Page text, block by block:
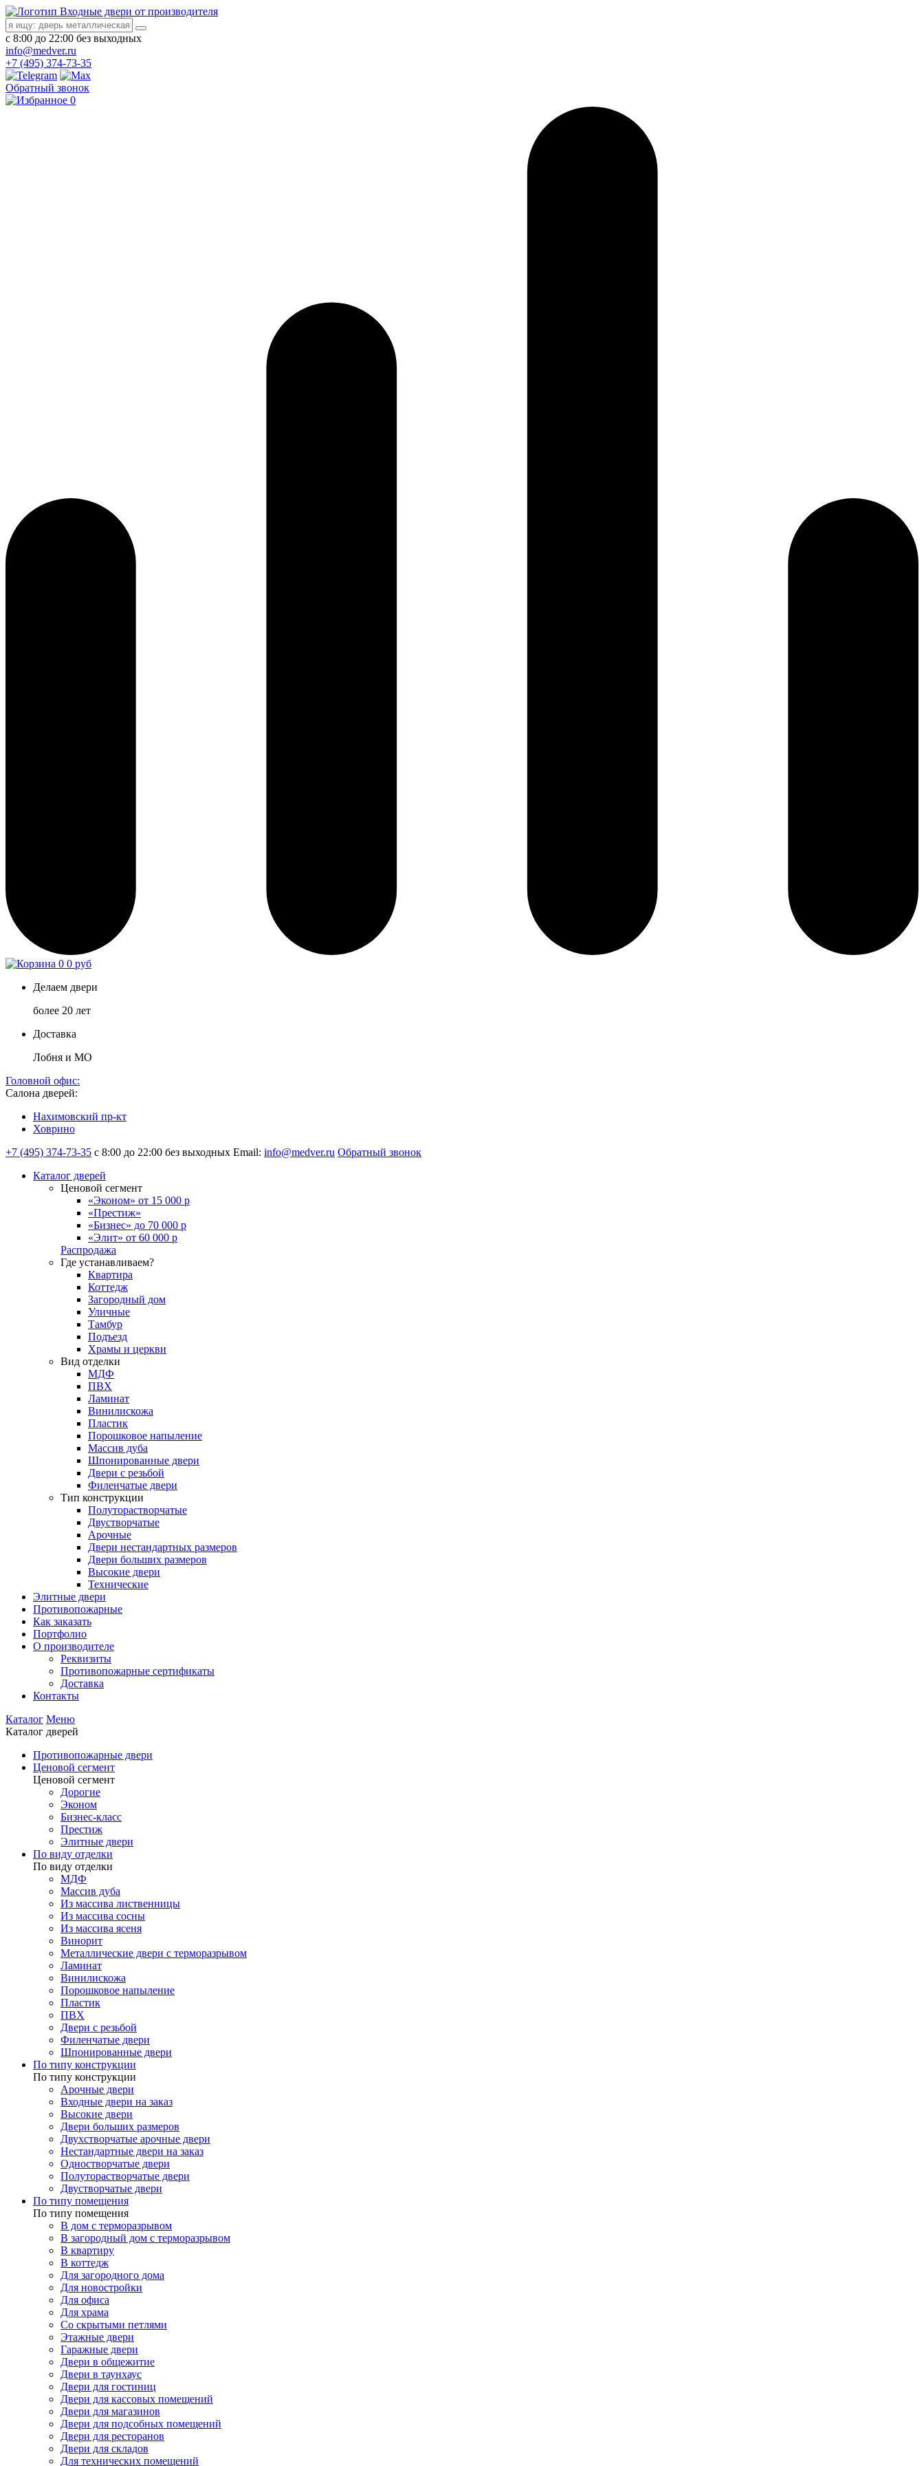
Входные двери от производителя
с 8:00 до 22:00 без выходных
info@medver.ru
+7 (495) 374-73-35
Обратный звонок
0
0 0 руб
Делаем двери
более 20 лет
Доставка
Лобня и МО
Головной офис:
Салона дверей:
Нахимовский пр-кт
Ховрино
+7 (495) 374-73-35 с 8:00 до 22:00 без выходных Email: info@medver.ru Обратный звонок
Каталог дверей
Ценовой сегмент
«Эконом» от 15 000 р
«Престиж»
«Бизнес» до 70 000 р
«Элит» от 60 000 р
Распродажа
Где устанавливаем?
Квартира
Коттедж
Загородный дом
Уличные
Тамбур
Подъезд
Храмы и церкви
Вид отделки
МДФ
ПВХ
Ламинат
Винилискожа
Пластик
Порошковое напыление
Массив дуба
Шпонированные двери
Двери с резьбой
Филенчатые двери
Тип конструкции
Полуторастворчатые
Двустворчатые
Арочные
Двери нестандартных размеров
Двери больших размеров
Высокие двери
Технические
Элитные двери
Противопожарные
Как заказать
Портфолио
О производителе
Реквизиты
Противопожарные сертификаты
Доставка
Контакты
Каталог Меню
Каталог дверей
Противопожарные двери
Ценовой сегмент
Ценовой сегмент
Дорогие
Эконом
Бизнес-класс
Престиж
Элитные двери
По виду отделки
По виду отделки
МДФ
Массив дуба
Из массива лиственницы
Из массива сосны
Из массива ясеня
Винорит
Металлические двери с терморазрывом
Ламинат
Винилискожа
Порошковое напыление
Пластик
ПВХ
Двери с резьбой
Филенчатые двери
Шпонированные двери
По типу конструкции
По типу конструкции
Арочные двери
Входные двери на заказ
Высокие двери
Двери больших размеров
Двухстворчатые арочные двери
Нестандартные двери на заказ
Одностворчатые двери
Полуторастворчатые двери
Двустворчатые двери
По типу помещения
По типу помещения
В дом с терморазрывом
В загородный дом с терморазрывом
В квартиру
В коттедж
Для загородного дома
Для новостройки
Для офиса
Для храма
Со скрытыми петлями
Этажные двери
Гаражные двери
Двери в общежитие
Двери в таунхаус
Двери для гостиниц
Двери для кассовых помещений
Двери для магазинов
Двери для подсобных помещений
Двери для ресторанов
Двери для складов
Для технических помещений